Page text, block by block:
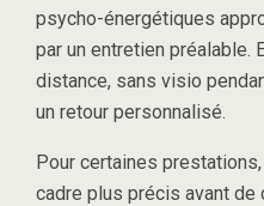
psycho-énergétiques
par un entretien préalable.
distance, sans visio
un retour personnalisé.
Pour certaines
cadre plus précis avant de